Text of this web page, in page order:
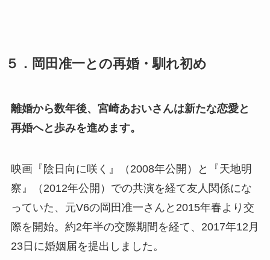
５．岡田准一との再婚・馴れ初め
離婚から数年後、宮崎あおいさんは新たな恋愛と
再婚へと歩みを進めます。
映画『陰日向に咲く』（2008年公開）と『天地明
察』（2012年公開）での共演を経て友人関係にな
っていた、元V6の岡田准一さんと2015年春より交
際を開始。約2年半の交際期間を経て、2017年12月
23日に婚姻届を提出しました。